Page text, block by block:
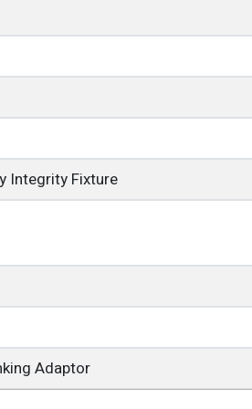
Integrity Fixture
Adaptor